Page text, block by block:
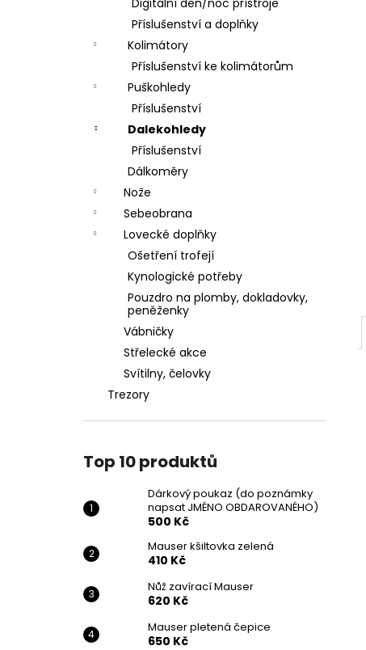
Digitální den/noc přístroje
Příslušenství a doplňky
Kolimátory
Příslušenství ke kolimátorům
Puškohledy
Příslušenství
Dalekohledy
Příslušenství
Dálkoměry
Nože
Sebeobrana
Lovecké doplňky
Ošetření trofejí
Kynologické potřeby
Pouzdro na plomby, dokladovky,
peněženky
Vábničky
Střelecké akce
Svítilny, čelovky
Trezory
Top 10 produktů
Dárkový poukaz (do poznámky
napsat JMÉNO OBDAROVANÉHO)
500 Kč
Mauser kšiltovka zelená
410 Kč
Nůž zavírací Mauser
620 Kč
Mauser pletená čepice
650 Kč
DÁRKOVÝ POUKAZ (DO POZNÁMKY
NAPSAT JMÉNO OBDAROVANÉHO)
500 Kč